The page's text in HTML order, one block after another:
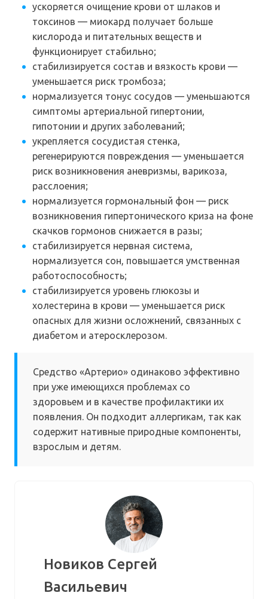
ускоряется очищение крови от шлаков и
токсинов — миокард получает больше
кислорода и питательных веществ и
функционирует стабильно;
стабилизируется состав и вязкость крови —
уменьшается риск тромбоза;
нормализуется тонус сосудов — уменьшаются
симптомы артериальной гипертонии,
гипотонии и других заболеваний;
укрепляется сосудистая стенка,
регенерируются повреждения — уменьшается
риск возникновения аневризмы, варикоза,
расслоения;
нормализуется гормональный фон — риск
возникновения гипертонического криза на фоне
скачков гормонов снижается в разы;
стабилизируется нервная система,
нормализуется сон, повышается умственная
работоспособность;
стабилизируется уровень глюкозы и
холестерина в крови — уменьшается риск
опасных для жизни осложнений, связанных с
диабетом и атеросклерозом.
Средство «Артерио» одинаково эффективно
при уже имеющихся проблемах со
здоровьем и в качестве профилактики их
появления. Он подходит аллергикам, так как
содержит нативные природные компоненты,
взрослым и детям.
Новиков Сергей
Васильевич